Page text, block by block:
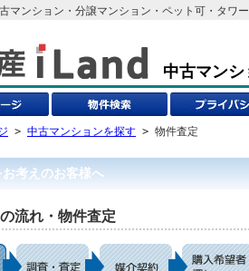
マンション・分譲マンション・ペット可・タワ
中古マン
> 中古マンションを探す > 物件査定
お考えのお客様へ
流れ・物件査定